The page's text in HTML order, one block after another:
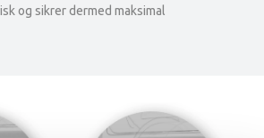
og sikrer dermed maksimal